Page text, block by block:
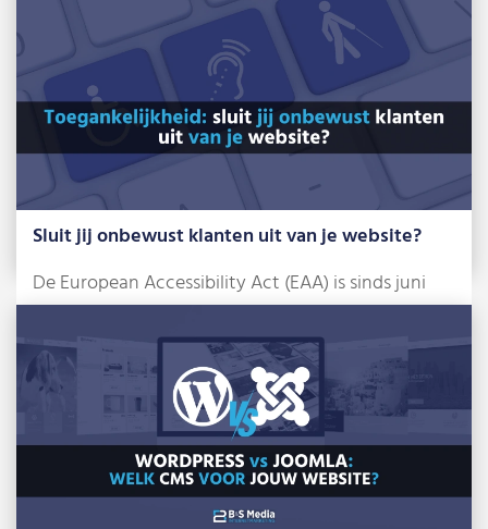
Sluit jij onbewust klanten uit van je website?
De European Accessibility Act (EAA) is sinds juni
2025 een feit. Dat klinkt misschien […]
Lees meer »